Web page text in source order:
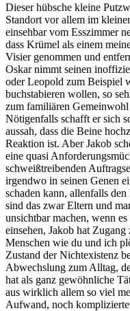
Dieser hübsche kleine
Standort vor allem im
einsehbar vom Esszimmer
dass Krümel als einem
Visier genommen und
Oskar nimmt seinen
oder Leopold zum Beispiel
buchstabieren wollen, so
zum familiären
Nötigenfalls schafft er sich
aussah, dass die Beine
Reaktion ist. Aber Jakob
eine quasi
schweißtreibenden
irgendwo in seinen Genen
schaden kann, allenfalls
sind das zwar Eltern und
unsichtbar machen, wenn
einsehen, Jakob hat
Menschen wie du und ich
Zustand der Nichtexistenz
Abwechslung zum Alltag,
hat als ganz gewöhnliche
aus wirklich allem so viel
Aufwand, noch